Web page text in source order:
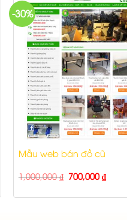
-30%
Mẫu web bán đồ cũ
1,000,000₫ 700,000₫